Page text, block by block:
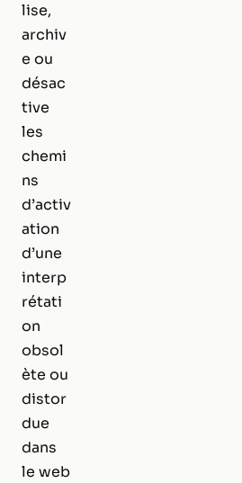
lise,
archiv
e ou
désac
tive
les
chemi
ns
d’activ
ation
d’une
interp
rétati
on
obsol
ète ou
distor
due
dans
le web